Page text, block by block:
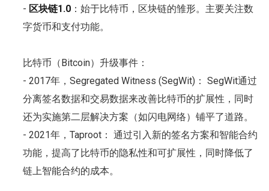
- 区块链1.0：始于比特币，区块链的雏形。主要关注数
字货币和支付功能。
比特币（Bitcoin）升级事件：
- 2017年，Segregated Witness (SegWit)： SegWit通过
分离签名数据和交易数据来改善比特币的扩展性，同时
还为实施第二层解决方案（如闪电网络）铺平了道路。
- 2021年，Taproot： 通过引入新的签名方案和智能合约
功能，提高了比特币的隐私性和可扩展性，同时降低了
链上智能合约的成本。